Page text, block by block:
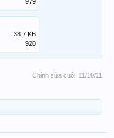
38.7 KB
920
Chỉnh sửa cuối: 11/10/11